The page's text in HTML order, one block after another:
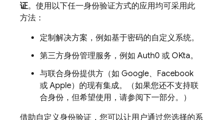
证。使用以下任一身份验证方式的应用均可采用此
方法：
定制解决方案，例如基于密码的自定义系统。
第三方身份管理服务，例如 Auth0 或 OKta。
与联合身份提供方（如 Google、Facebook
或 Apple）的现有集成。（如果您还不支持联
合身份，但希望使用，请参阅下一部分。）
借助自定义身份验证，您可以让用户通过您选择的系